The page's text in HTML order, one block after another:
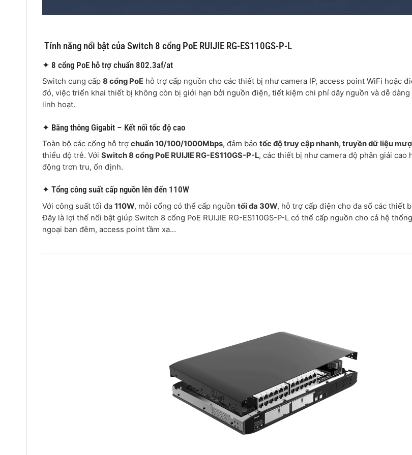
Tính năng nổi bật của Switch 8 cổng PoE RUIJIE RG-ES110GS-P-L
✦ 8 cổng PoE hỗ trợ chuẩn 802.3af/at
Switch cung cấp 8 cổng PoE hỗ trợ cấp nguồn cho các thiết bị như camera IP, access point WiFi hoặc
đó, việc triển khai thiết bị không còn bị giới hạn bởi nguồn điện, tiết kiệm chi phí dây nguồn và dễ
linh hoạt.
✦ Băng thông Gigabit – Kết nối tốc độ cao
Toàn bộ các cổng hỗ trợ chuẩn 10/100/1000Mbps, đảm bảo tốc độ truy cập nhanh, truyền dữ liệu
thiểu độ trễ. Với Switch 8 cổng PoE RUIJIE RG-ES110GS-P-L, các thiết bị như camera độ phân giải cao
động trơn tru, ổn định.
✦ Tổng công suất cấp nguồn lên đến 110W
Với công suất tối đa 110W, mỗi cổng có thể cấp nguồn tối đa 30W, hỗ trợ cấp điện cho đa số các thiết
Đây là lợi thế nổi bật giúp Switch 8 cổng PoE RUIJIE RG-ES110GS-P-L có thể cấp nguồn cho cả hệ
ngoại ban đêm, access point tầm xa…